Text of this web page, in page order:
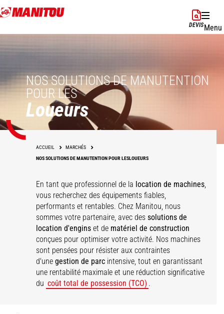
Aller
au
DEVISMenu
NOS SOLUTIONS DE MANUTENTION
POUR LES
Loueurs
ACCUEIL
MARCHÉS
NOS SOLUTIONS DE MANUTENTION POUR LESLOUEURS
En tant que professionnel de la location de machines,
vous recherchez des équipements fiables,
performants et rentables. Chez Manitou, nous
sommes votre partenaire, avec dessolutions de
location d'engins et de matériel de construction
conçues pour optimiser votre activité. Nos machines
sont pensées pour résister aux contraintes
d'unegestion de parc intensive, tout en garantissant
une rentabilité maximale et une réduction significative
du coût total de possession (TCO) .